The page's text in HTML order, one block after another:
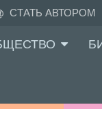
СТАТЬ АВТОРОМ